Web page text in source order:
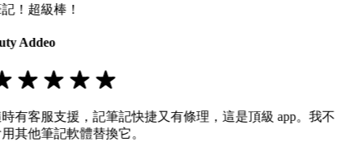
！超級棒！
Addeo
有客服支援，記筆記快捷又有條理，這是頂級 app。我不
其他筆記軟體替換它。